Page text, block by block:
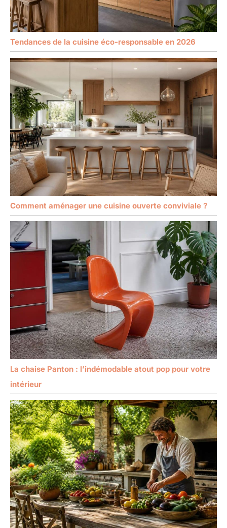
Tendances de la cuisine éco-responsable en 2026
Comment aménager une cuisine ouverte conviviale ?
La chaise Panton : l’indémodable atout pop pour votre
intérieur